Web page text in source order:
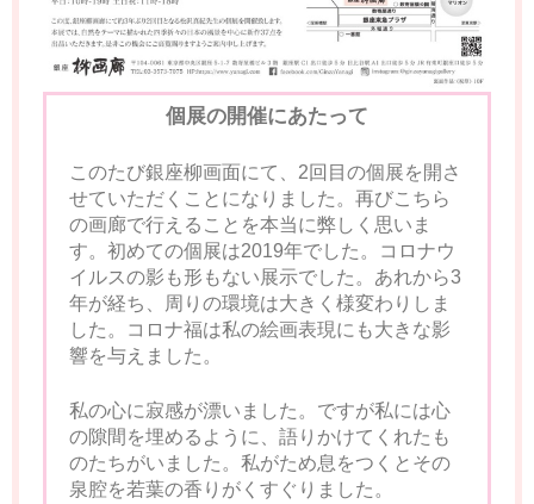
個展の開催にあたって
このたび銀座柳画面にて、2回目の個展を開さ
せていただくことになりました。再びこちら
の画廊で行えることを本当に弊しく思いま
す。初めての個展は2019年でした。コロナウ
イルスの影も形もない展示でした。あれから3
年が経ち、周りの環境は大きく様変わりしま
した。コロナ福は私の絵画表現にも大きな影
響を与えました。
私の心に寂感が漂いました。ですが私には心
の隙間を埋めるように、語りかけてくれたも
のたちがいました。私がため息をつくとその
泉腔を若葉の香りがくすぐりました。